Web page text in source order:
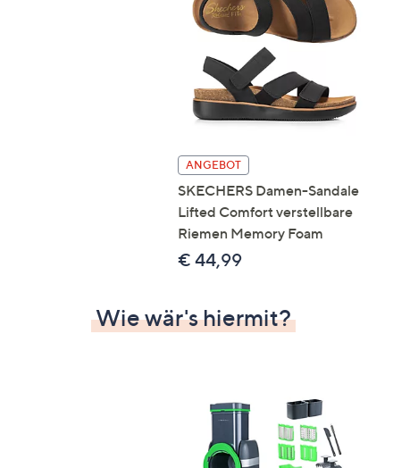
ANGEBOT
SKECHERS Damen-Sandale
Lifted Comfort verstellbare
Riemen Memory Foam
€ 44,99
Wie wär's hiermit?